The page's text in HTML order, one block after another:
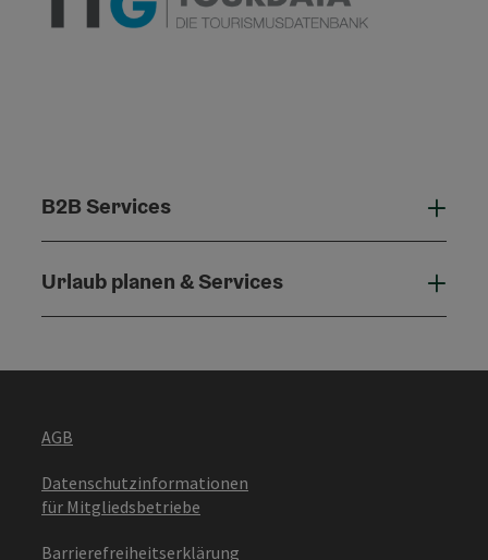
B2B Services
Urlaub planen & Services
AGB
Datenschutzinformationen
für Mitgliedsbetriebe
Barrierefreiheitserklärung